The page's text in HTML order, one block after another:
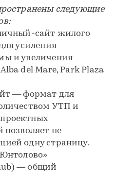
следующие
сайт жилого
усиления
и увеличения
del Mare, Park Plaza
— формат для
УТП и
позволяет не
одну страницу.
— общий